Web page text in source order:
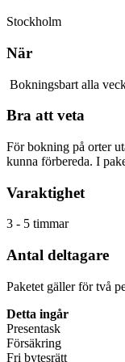
Stockholm
När
Bokningsbart alla
Bra att veta
För bokning på orter
kunna förbereda. I
Varaktighet
3 - 5 timmar
Antal deltagare
Paketet gäller för två
Detta ingår
Presentask
Försäkring
Fri bytesrätt